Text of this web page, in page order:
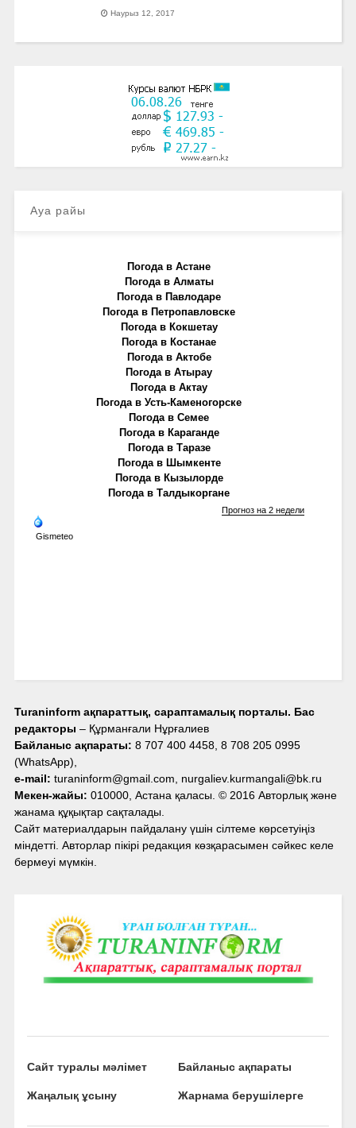
Наурыз 12, 2017
Ауа райы
Погода в Астане
Погода в Алматы
Погода в Павлодаре
Погода в Петропавловске
Погода в Кокшетау
Погода в Костанае
Погода в Актобе
Погода в Атырау
Погода в Актау
Погода в Усть-Каменогорске
Погода в Семее
Погода в Караганде
Погода в Таразе
Погода в Шымкенте
Погода в Кызылорде
Погода в Талдыкоргане
Gismeteo
Прогноз на 2 недели
Turaninform ақпараттық, сараптамалық порталы. Бас
редакторы – Құрманғали Нұрғалиев
Байланыс ақпараты: 8 707 400 4458, 8 708 205 0995
(WhatsApp),
e-mail: turaninform@gmail.com, nurgaliev.kurmangali@bk.ru
Мекен-жайы: 010000, Астана қаласы. © 2016 Авторлық және
жанама құқықтар сақталады.
Сайт материалдарын пайдалану үшін сілтеме көрсетуіңіз
міндетті. Авторлар пікірі редакция көзқарасымен сәйкес келе
бермеуі мүмкін.
Сайт туралы мәлімет Байланыс ақпараты
Жаңалық ұсыну Жарнама берушілерге